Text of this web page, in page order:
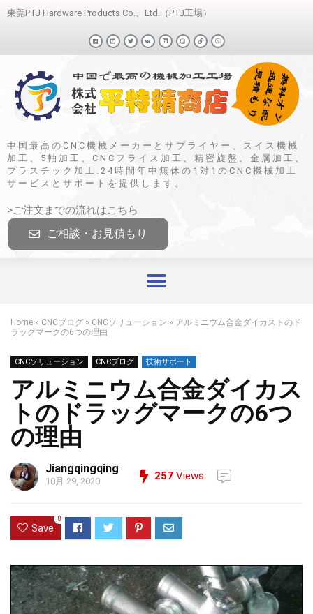
東莞PTJ Hardware Products Co.、Ltd.（PTJ工場）
中国最高のCNC機械メーカーとサプライヤー、スイス機械
加工、5軸加工、CNCフライス加工、精密旋盤、金属加工、
プラスチック加工.24時間年中無休の1対1のCNC機械加工
サービスとサポートを提供します。
>ご注文までの流れはこちら
ご相談・お見積もり
Home » CNCブログ » CNCソリューション » アルミニウム合金ダイカストのド
ラッグマークの6つの理由
CNCソリューション CNCブログ 技術サポート
アルミニウム合金ダイカス
トのドラッグマークの6つ
の理由
Jiangqingqing
10月 29, 2020 257 Views
Save
0